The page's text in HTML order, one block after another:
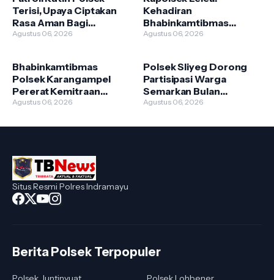
Terisi, Upaya Ciptakan
Rasa Aman Bagi
Masyarakat
Agustus 06, 2026
Kehadiran
Bhabinkamtibmas
Bentuk Komitmen Polri
Agustus 06, 2026
Bhabinkamtibmas
Polsek Karangampel
Pererat Kemitraan
Dengan Petani Desa
Agustus 06, 2026
Polsek Sliyeg Dorong
Partisipasi Warga
Semarkan Bulan
Kemerdekaan
Agustus 06, 2026
Situs Resmi Polres Indramayu
Berita Polsek Terpopuler